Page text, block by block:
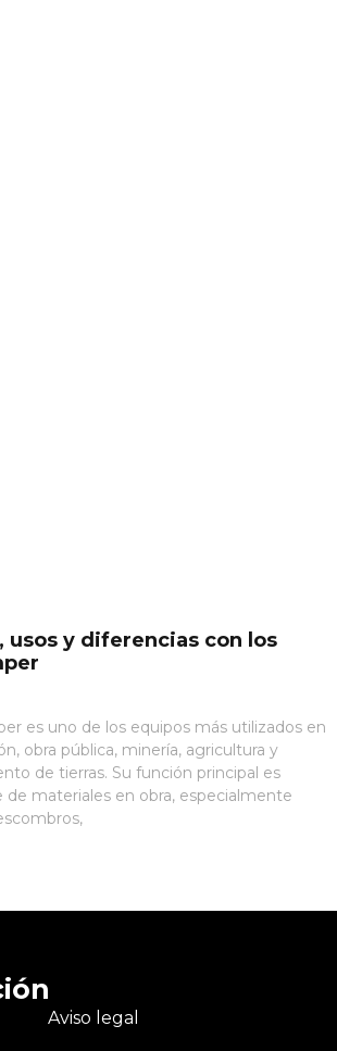
usos y diferencias con los
es uno de los equipos más utilizados en
obra pública, minería, agricultura y
de tierras. Su función principal es
de materiales en obra, especialmente
Aviso legal